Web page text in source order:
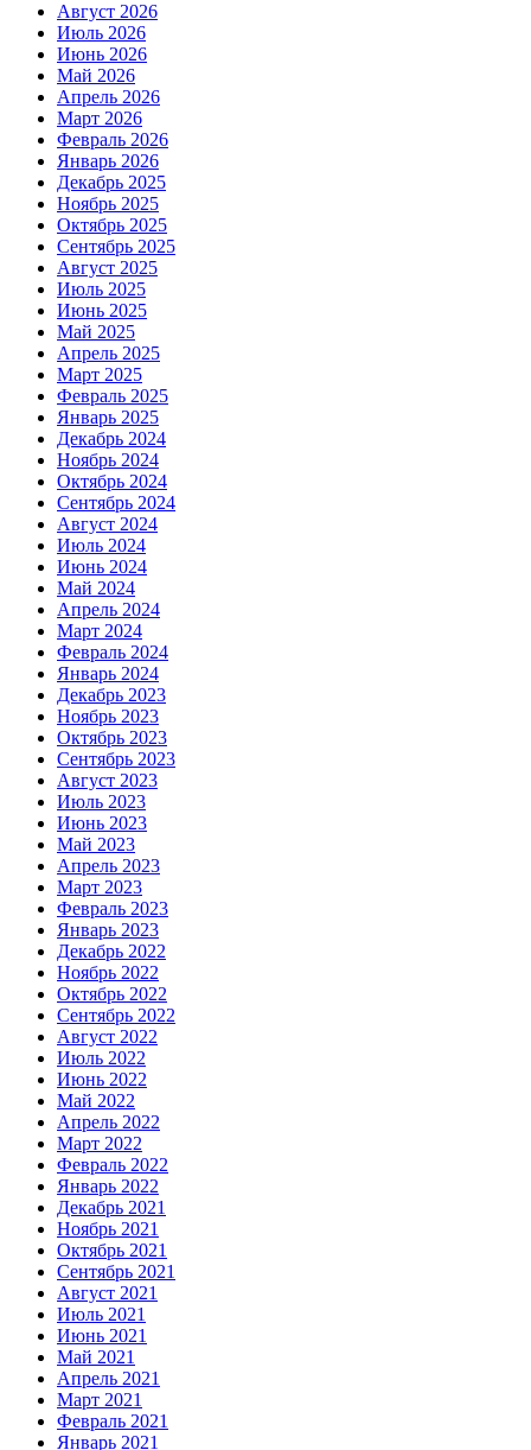
Август 2026
Июль 2026
Июнь 2026
Май 2026
Апрель 2026
Март 2026
Февраль 2026
Январь 2026
Декабрь 2025
Ноябрь 2025
Октябрь 2025
Сентябрь 2025
Август 2025
Июль 2025
Июнь 2025
Май 2025
Апрель 2025
Март 2025
Февраль 2025
Январь 2025
Декабрь 2024
Ноябрь 2024
Октябрь 2024
Сентябрь 2024
Август 2024
Июль 2024
Июнь 2024
Май 2024
Апрель 2024
Март 2024
Февраль 2024
Январь 2024
Декабрь 2023
Ноябрь 2023
Октябрь 2023
Сентябрь 2023
Август 2023
Июль 2023
Июнь 2023
Май 2023
Апрель 2023
Март 2023
Февраль 2023
Январь 2023
Декабрь 2022
Ноябрь 2022
Октябрь 2022
Сентябрь 2022
Август 2022
Июль 2022
Июнь 2022
Май 2022
Апрель 2022
Март 2022
Февраль 2022
Январь 2022
Декабрь 2021
Ноябрь 2021
Октябрь 2021
Сентябрь 2021
Август 2021
Июль 2021
Июнь 2021
Май 2021
Апрель 2021
Март 2021
Февраль 2021
Январь 2021